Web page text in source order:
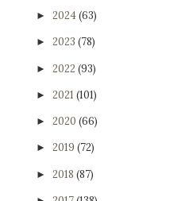
► 2024(63)
► 2023 (78)
► 2022 (93)
► 2021 (101)
► 2020 (66)
► 2019 (72)
► 2018 (87)